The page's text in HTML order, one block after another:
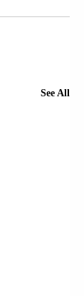
See All